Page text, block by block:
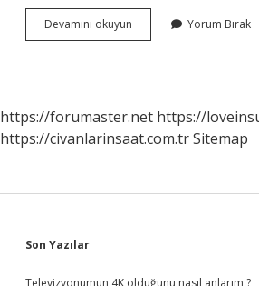
Devamını okuyun Anestezi
Uzmanı
Yorum Bırak
https://forumaster.net https://
https://civanlarinsaat.com.trSitemap
Sidebar
Son Yazılar
Televizyonumun 4K olduğunu nasıl anlarım ?